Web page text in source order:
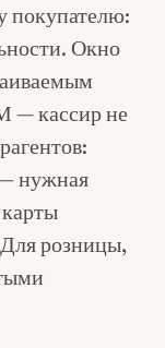
покупателю:
Окно
— кассир не
нужная
розницы,